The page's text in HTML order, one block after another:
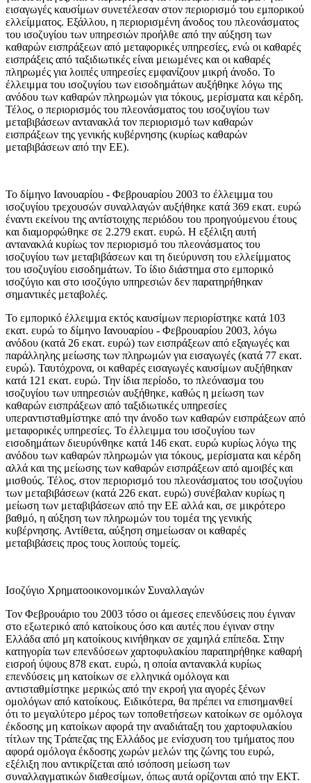
εισαγωγές καυσίμων συνετέλεσαν στον περιορισμό του εμπορικού
ελλείμματος. Εξάλλου, η περιορισμένη άνοδος του πλεονάσματος
του ισοζυγίου των υπηρεσιών προήλθε από την αύξηση των
καθαρών εισπράξεων από μεταφορικές υπηρεσίες, ενώ οι καθαρές
εισπράξεις από ταξιδιωτικές είναι μειωμένες και οι καθαρές
πληρωμές για λοιπές υπηρεσίες εμφανίζουν μικρή άνοδο. Το
έλλειμμα του ισοζυγίου των εισοδημάτων αυξήθηκε λόγω της
ανόδου των καθαρών πληρωμών για τόκους, μερίσματα και κέρδη.
Τέλος, ο περιορισμός του πλεονάσματος του ισοζυγίου των
μεταβιβάσεων αντανακλά τον περιορισμό των καθαρών
εισπράξεων της γενικής κυβέρνησης (κυρίως καθαρών
μεταβιβάσεων από την ΕΕ).
Το δίμηνο Ιανουαρίου - Φεβρουαρίου 2003 το έλλειμμα του
ισοζυγίου τρεχουσών συναλλαγών αυξήθηκε κατά 369 εκατ. ευρώ
έναντι εκείνου της αντίστοιχης περιόδου του προηγούμενου έτους
και διαμορφώθηκε σε 2.279 εκατ. ευρώ. Η εξέλιξη αυτή
αντανακλά κυρίως τον περιορισμό του πλεονάσματος του
ισοζυγίου των μεταβιβάσεων και τη διεύρυνση του ελλείμματος
του ισοζυγίου εισοδημάτων. Το ίδιο διάστημα στο εμπορικό
ισοζύγιο και στο ισοζύγιο υπηρεσιών δεν παρατηρήθηκαν
σημαντικές μεταβολές.
Το εμπορικό έλλειμμα εκτός καυσίμων περιορίστηκε κατά 103
εκατ. ευρώ το δίμηνο Ιανουαρίου - Φεβρουαρίου 2003, λόγω
ανόδου (κατά 26 εκατ. ευρώ) των εισπράξεων από εξαγωγές και
παράλληλης μείωσης των πληρωμών για εισαγωγές (κατά 77 εκατ.
ευρώ). Ταυτόχρονα, οι καθαρές εισαγωγές καυσίμων αυξήθηκαν
κατά 121 εκατ. ευρώ. Την ίδια περίοδο, το πλεόνασμα του
ισοζυγίου των υπηρεσιών αυξήθηκε, καθώς η μείωση των
καθαρών εισπράξεων από ταξιδιωτικές υπηρεσίες
υπεραντισταθμίστηκε από την άνοδο των καθαρών εισπράξεων από
μεταφορικές υπηρεσίες. Το έλλειμμα του ισοζυγίου των
εισοδημάτων διευρύνθηκε κατά 146 εκατ. ευρώ κυρίως λόγω της
ανόδου των καθαρών πληρωμών για τόκους, μερίσματα και κέρδη
αλλά και της μείωσης των καθαρών εισπράξεων από αμοιβές και
μισθούς. Τέλος, στον περιορισμό του πλεονάσματος του ισοζυγίου
των μεταβιβάσεων (κατά 226 εκατ. ευρώ) συνέβαλαν κυρίως η
μείωση των μεταβιβάσεων από την ΕΕ αλλά και, σε μικρότερο
βαθμό, η αύξηση των πληρωμών του τομέα της γενικής
κυβέρνησης. Αντίθετα, αύξηση σημείωσαν οι καθαρές
μεταβιβάσεις προς τους λοιπούς τομείς.
Ισοζύγιο Χρηματοοικονομικών Συναλλαγών
Τον Φεβρουάριο του 2003 τόσο οι άμεσες επενδύσεις που έγιναν
στο εξωτερικό από κατοίκους όσο και αυτές που έγιναν στην
Ελλάδα από μη κατοίκους κινήθηκαν σε χαμηλά επίπεδα. Στην
κατηγορία των επενδύσεων χαρτοφυλακίου παρατηρήθηκε καθαρή
εισροή ύψους 878 εκατ. ευρώ, η οποία αντανακλά κυρίως
επενδύσεις μη κατοίκων σε ελληνικά ομόλογα και
αντισταθμίστηκε μερικώς από την εκροή για αγορές ξένων
ομολόγων από κατοίκους. Ειδικότερα, θα πρέπει να επισημανθεί
ότι το μεγαλύτερο μέρος των τοποθετήσεων κατοίκων σε ομόλογα
έκδοσης μη κατοίκων αφορά την αναδιάταξη του χαρτοφυλακίου
τίτλων της Τράπεζας της Ελλάδος με ενίσχυση του τμήματος που
αφορά ομόλογα έκδοσης χωρών μελών της ζώνης του ευρώ,
εξέλιξη που αντικρίζεται από ισόποση μείωση των
συναλλαγματικών διαθεσίμων, όπως αυτά ορίζονται από την ΕΚΤ.